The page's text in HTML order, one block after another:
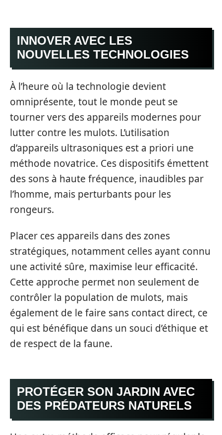
INNOVER AVEC LES
NOUVELLES TECHNOLOGIES
À l’heure où la technologie devient
omniprésente, tout le monde peut se
tourner vers des appareils modernes pour
lutter contre les mulots. L’utilisation
d’appareils ultrasoniques est a priori une
méthode novatrice. Ces dispositifs émettent
des sons à haute fréquence, inaudibles par
l’homme, mais perturbants pour les
rongeurs.
Placer ces appareils dans des zones
stratégiques, notamment celles ayant connu
une activité sûre, maximise leur efficacité.
Cette approche permet non seulement de
contrôler la population de mulots, mais
également de le faire sans contact direct, ce
qui est bénéfique dans un souci d’éthique et
de respect de la faune.
PROTÉGER SON JARDIN AVEC
DES PRÉDATEURS NATURELS